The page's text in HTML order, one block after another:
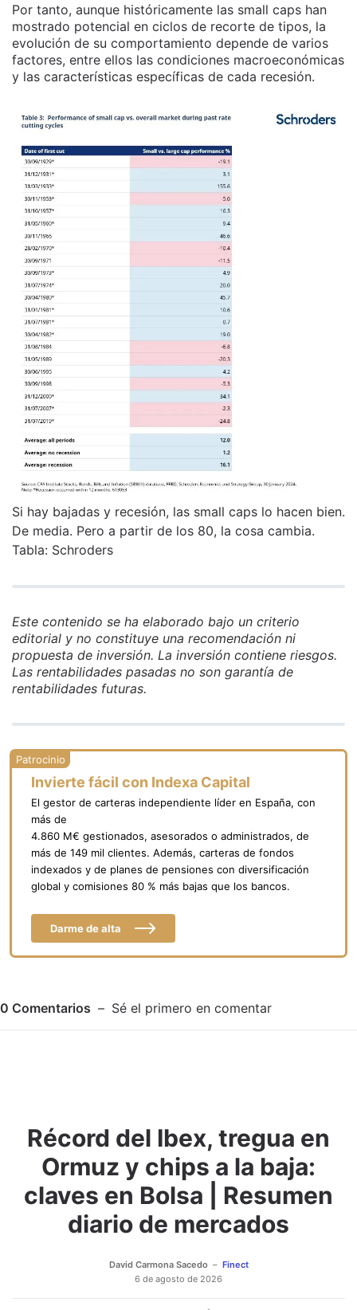
Por tanto, aunque históricamente las small caps han
mostrado potencial en ciclos de recorte de tipos, la
evolución de su comportamiento depende de varios
factores, entre ellos las condiciones macroeconómicas
y las características específicas de cada recesión.
Si hay bajadas y recesión, las small caps lo hacen bien.
De media. Pero a partir de los 80, la cosa cambia.
Tabla: Schroders
Este contenido se ha elaborado bajo un criterio
editorial y no constituye una recomendación ni
propuesta de inversión. La inversión contiene riesgos.
Las rentabilidades pasadas no son garantía de
rentabilidades futuras.
Invierte fácil con Indexa Capital
El gestor de carteras independiente líder en España, con
más de
4.860 M€ gestionados, asesorados o administrados, de
más de 149 mil clientes. Además, carteras de fondos
indexados y de planes de pensiones con diversificación
global y comisiones 80 % más bajas que los bancos.
Darme de alta
0 Comentarios Sé el primero en comentar
Adjuntar imagen Comentar
Récord del Ibex, tregua en
Ormuz y chips a la baja:
claves en Bolsa | Resumen
diario de mercados
David Carmona Sacedo
Finect
6 de agosto de 2026